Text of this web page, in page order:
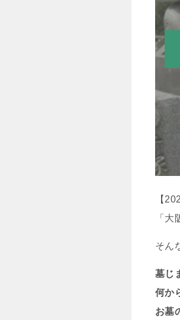
【
「
そん
墓じ
何か
お墓